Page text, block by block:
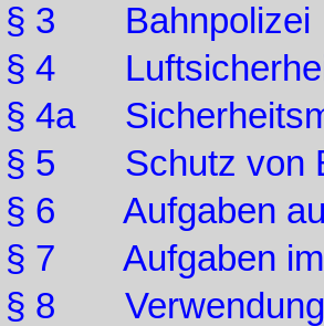
§ 3 Bahnpolizei
§ 4
§ 4a
§ 5 Schutz von
§ 6 Aufgaben
§ 7 Aufgaben im
§ 8 Verwendung